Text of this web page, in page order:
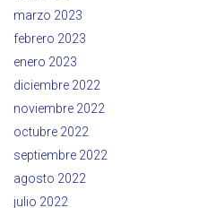
marzo 2023
febrero 2023
enero 2023
diciembre 2022
noviembre 2022
octubre 2022
septiembre 2022
agosto 2022
julio 2022